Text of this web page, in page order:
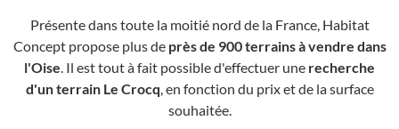
Présente dans toute la moitié nord de la France, Habitat
Concept propose plus de près de 900 terrains à vendre dans
l'Oise. Il est tout à fait possible d'effectuer une recherche
d'un terrain Le Crocq, en fonction du prix et de la surface
souhaitée.